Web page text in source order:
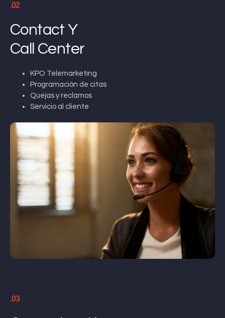
.02
Contact Y
Call Center
KPO Telemarketing
Programación de citas
Quejas y reclamos
Servicio al cliente
.03